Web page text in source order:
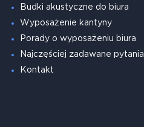
Budki akustyczne do biura
Wyposażenie kantyny
Porady o wyposażeniu biura
Najczęściej zadawane pytania
Kontakt